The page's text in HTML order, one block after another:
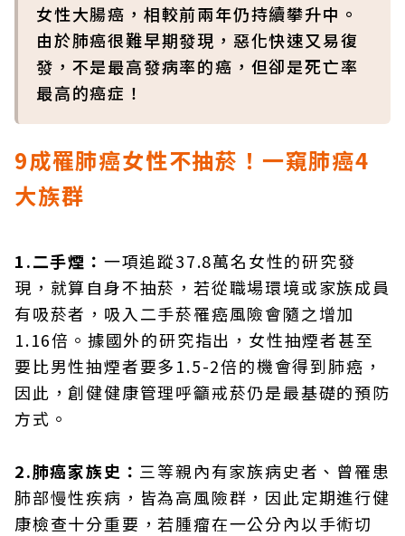
女性大腸癌，相較前兩年仍持續攀升中。
由於肺癌很難早期發現，惡化快速又易復
發，不是最高發病率的癌，但卻是死亡率
最高的癌症！
9成罹肺癌女性不抽菸！一窺肺癌4
大族群
1.二手煙： 一項追蹤37.8萬名女性的研究發
現，就算自身不抽菸，若從職場環境或家族成員
有吸菸者，吸入二手菸罹癌風險會隨之增加
1.16倍。據國外的研究指出，女性抽煙者甚至
要比男性抽煙者要多1.5-2倍的機會得到肺癌，
因此，創健健康管理呼籲戒菸仍是最基礎的預防
方式。
2.肺癌家族史： 三等親內有家族病史者、曾罹患
肺部慢性疾病，皆為高風險群，因此定期進行健
康檢查十分重要，若腫瘤在一公分內以手術切